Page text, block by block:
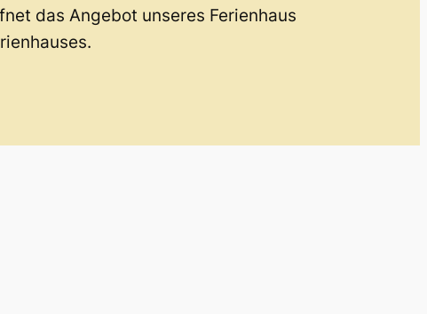
das Angebot unseres Ferienhaus